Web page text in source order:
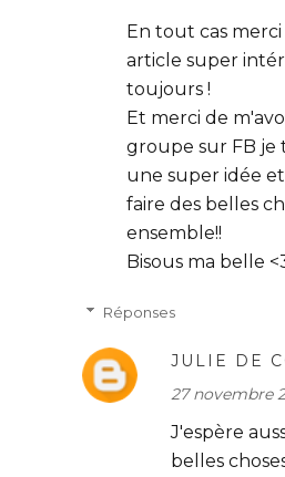
En tout cas
article super
toujours !
Et merci de
groupe sur FB je
une super idée
faire des belles
ensemble!!
Bisous ma belle
Réponses
JULIE DE
27 novembre
J'espère
belles